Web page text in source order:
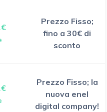
Prezzo Fisso;
fino a 30€ di
sconto
Prezzo Fisso; la
nuova enel
digital company!